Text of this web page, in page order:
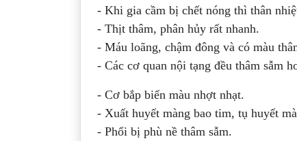
- Khi gia cầm bị chết nóng thì thân
- Thịt thâm, phân hủy rất nhanh.
- Máu loãng, chậm đông và có màu
- Các cơ quan nội tạng đều thâm sẫm
- Cơ bắp biến màu nhợt nhạt.
- Xuất huyết màng bao tim, tụ huyết
- Phổi bị phù nề thâm sẫm.